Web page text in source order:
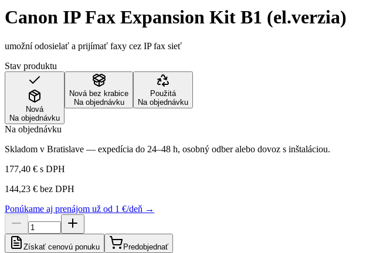
Canon IP Fax Expansion Kit B1 (el.verzia)
umožní odosielať a prijímať faxy cez IP fax sieť
Stav produktu
Nová
Na objednávku
Nová bez krabice
Na objednávku
Použitá
Na objednávku
Na objednávku
Skladom v Bratislave — expedícia do 24–48 h, osobný odber alebo dovoz s inštaláciou.
177,40 € s DPH
144,23 € bez DPH
Ponúkame aj prenájom už od 1 €/deň →
Získať cenovú ponuku Predobjednať